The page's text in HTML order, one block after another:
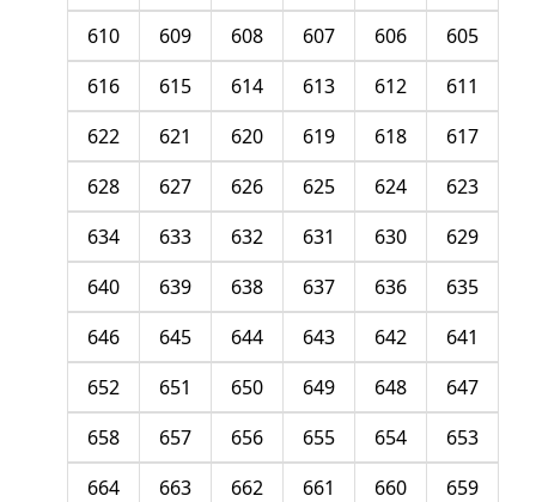
605
606
607
608
609
610
611
612
613
614
615
616
617
618
619
620
621
622
623
624
625
626
627
628
629
630
631
632
633
634
635
636
637
638
639
640
641
642
643
644
645
646
647
648
649
650
651
652
653
654
655
656
657
658
659
660
661
662
663
664